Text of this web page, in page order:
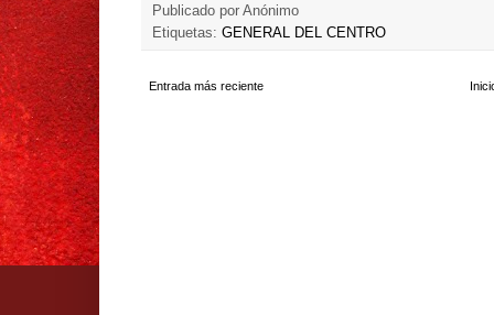
Publicado por Anónimo
Etiquetas: GENERAL DEL CENTRO
Entrada más reciente